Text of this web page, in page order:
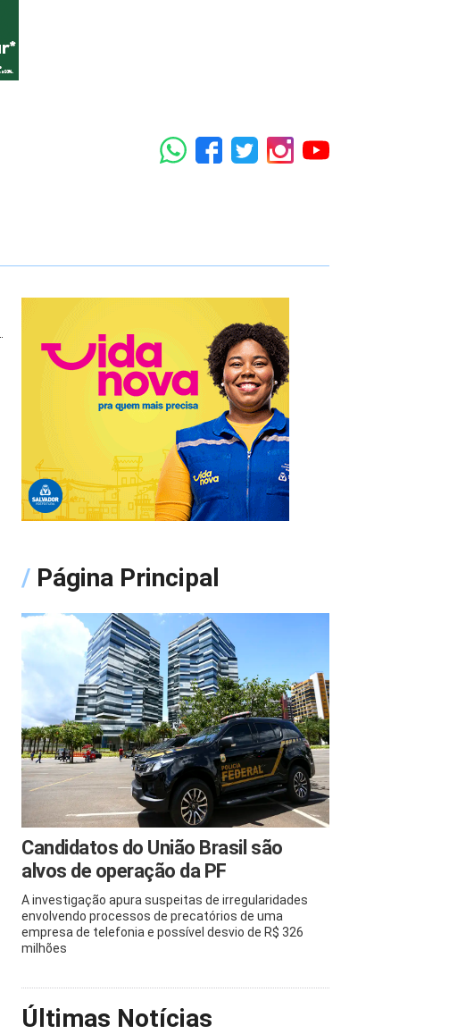
/ Página Principal
Candidatos do União Brasil são
alvos de operação da PF
A investigação apura suspeitas de irregularidades
envolvendo processos de precatórios de uma
empresa de telefonia e possível desvio de R$ 326
milhões
Últimas Notícias